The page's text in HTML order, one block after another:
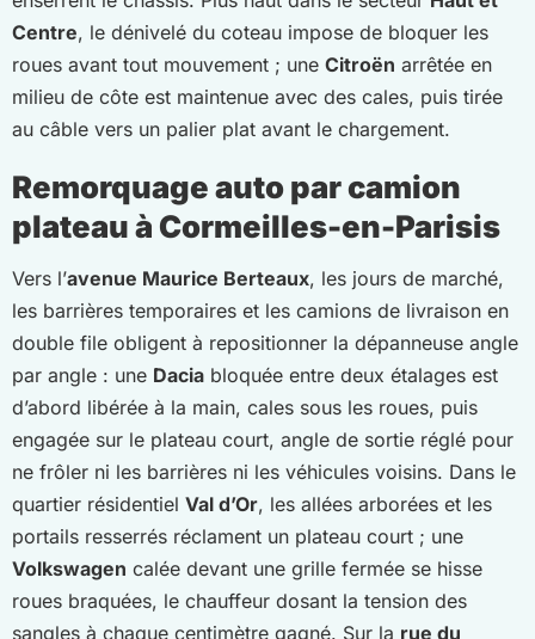
Centre, le dénivelé du coteau impose de bloquer les
roues avant tout mouvement ; une Citroën arrêtée en
milieu de côte est maintenue avec des cales, puis tirée
au câble vers un palier plat avant le chargement.
Remorquage auto par camion
plateau à Cormeilles-en-Parisis
Vers l’avenue Maurice Berteaux, les jours de marché,
les barrières temporaires et les camions de livraison en
double file obligent à repositionner la dépanneuse angle
par angle : une Dacia bloquée entre deux étalages est
d’abord libérée à la main, cales sous les roues, puis
engagée sur le plateau court, angle de sortie réglé pour
ne frôler ni les barrières ni les véhicules voisins. Dans le
quartier résidentiel Val d’Or, les allées arborées et les
portails resserrés réclament un plateau court ; une
Volkswagen calée devant une grille fermée se hisse
roues braquées, le chauffeur dosant la tension des
sangles à chaque centimètre gagné. Sur la rue du